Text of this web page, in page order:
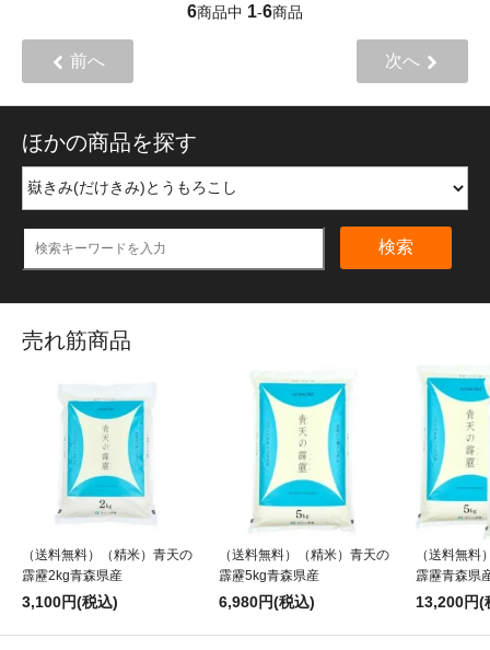
6商品中 1-6商品
前へ 次へ
ほかの商品を探す
検索
売れ筋商品
（送料無料）（精米）青天の
霹靂2kg青森県産
3,100円(税込)
（送料無料）（精米）青天の
霹靂5kg青森県産
6,980円(税込)
（送料無料
霹靂青森県
13,200円(